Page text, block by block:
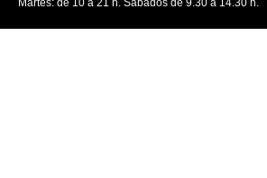
Martes: de 10 a 21 h. Sábados de 9.30 a 14.30 h.